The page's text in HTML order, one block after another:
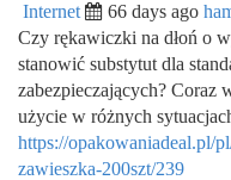
Internet 66 days ago
Czy rękawiczki na dłoń o
stanowić substytut dla
zabezpieczających? Coraz
użycie w różnych
https://opakowaniadeal.pl/
zawieszka-200szt/239